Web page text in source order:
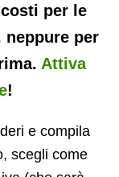
per le
per
Attiva
!
e compila
scegli come